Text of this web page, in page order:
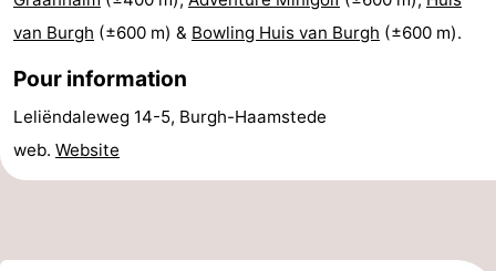
de
vue
-
Croisières
-
de
Aires
-
van Burgh (±600 m) & Bowling Huis van Burgh (±600 m).
Pour information
Leliëndaleweg 14-5, Burgh-Haamstede
web. Website